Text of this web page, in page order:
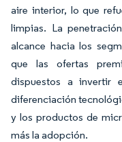
aire interior, lo que
limpias. La
alcance hacia los
que las ofertas
dispuestos a invertir
diferenciación
y los productos de
más la adopción.